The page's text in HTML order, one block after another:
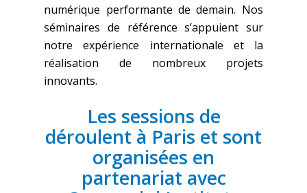
numérique performante de demain. Nos
séminaires de référence s’appuient sur
notre expérience internationale et la
réalisation de nombreux projets
innovants.
Les sessions de
déroulent à Paris et sont
organisées en
partenariat avec